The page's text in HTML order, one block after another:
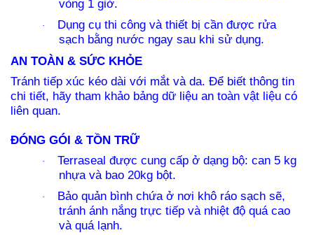
vòng 1 giờ.
·
Dụng cụ thi công và thiết bị cần được rửa
sạch bằng nước ngay sau khi sử dụng.
AN TOÀN & SỨC KHỎE
Tránh tiếp xúc kéo dài với mắt và da. Để biết thông tin
chi tiết, hãy tham khảo bảng dữ liệu an toàn vật liệu có
liên quan.
ĐÓNG GÓI & TỒN TRỮ
·
Terraseal được cung cấp ở dạng bộ: can 5 kg
nhựa và bao 20kg bột.
·
Bảo quản bình chứa ở nơi khô ráo sạch sẽ,
tránh ánh nắng trực tiếp và nhiệt độ quá cao
và quá lạnh.